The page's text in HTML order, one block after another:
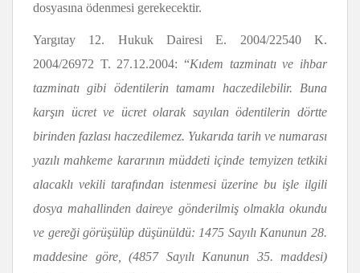
dosyasına ödenmesi gerekecektir.
Yargıtay 12. Hukuk Dairesi E. 2004/22540 K.
2004/26972 T. 27.12.2004: “Kıdem tazminatı ve ihbar
tazminatı gibi ödentilerin tamamı haczedilebilir. Buna
karşın ücret ve ücret olarak sayılan ödentilerin dörtte
birinden fazlası haczedilemez. Yukarıda tarih ve numarası
yazılı mahkeme kararının müddeti içinde temyizen tetkiki
alacaklı vekili tarafından istenmesi üzerine bu işle ilgili
dosya mahallinden daireye gönderilmiş olmakla okundu
ve gereği görüşülüp düşünüldü: 1475 Sayılı Kanunun 28.
maddesine göre, (4857 Sayılı Kanunun 35. maddesi)